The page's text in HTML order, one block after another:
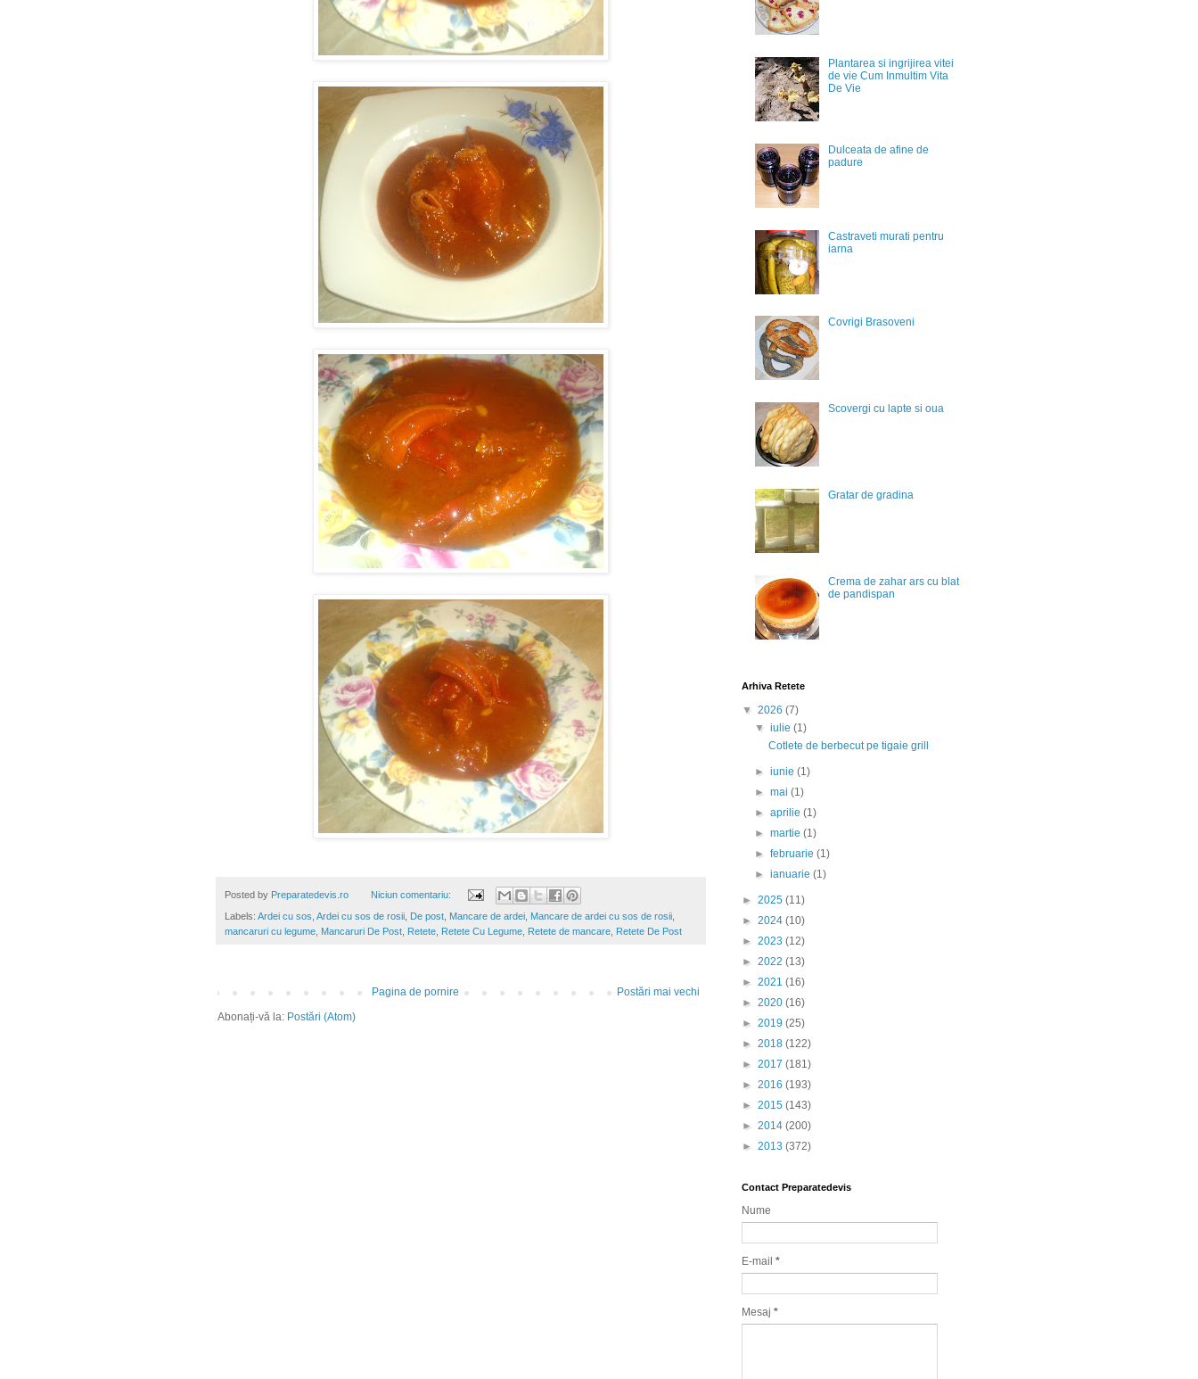
Posted by Preparatedevis.ro Niciun comentariu:
Labels: Ardei cu sos Ardei cu sos de rosii De post Mancare de ardei Mancare de ardei cu sos de rosii
mancaruri cu legume Mancaruri De Post Retete Retete Cu Legume Retete de mancare Retete De Post
Postări mai vechi
Pagina de pornire
Abonați-vă la: Postări (Atom)
Plantarea si ingrijirea vitei
de vie Cum Inmultim Vita
De Vie
Dulceata de afine de
padure
Castraveti murati pentru
iarna
Covrigi Brasoveni
Scovergi cu lapte si oua
Gratar de gradina
Crema de zahar ars cu blat
de pandispan
Arhiva Retete
▼ 2026 (7)
▼iulie(1)
Cotlete de berbecut pe tigaie grill
►iunie(1)
►mai(1)
►aprilie(1)
►martie(1)
►februarie(1)
►ianuarie(1)
► 2025 (11)
► 2024 (10)
► 2023 (12)
► 2022 (13)
► 2021 (16)
► 2020 (16)
► 2019 (25)
► 2018 (122)
► 2017 (181)
► 2016 (193)
► 2015 (143)
► 2014 (200)
► 2013 (372)
Contact Preparatedevis
Nume
E-mail *
Mesaj *